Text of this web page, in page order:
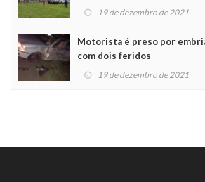
19 de dezembro de 2021
Motorista é preso por
com dois feridos
19 de dezembro de 2021